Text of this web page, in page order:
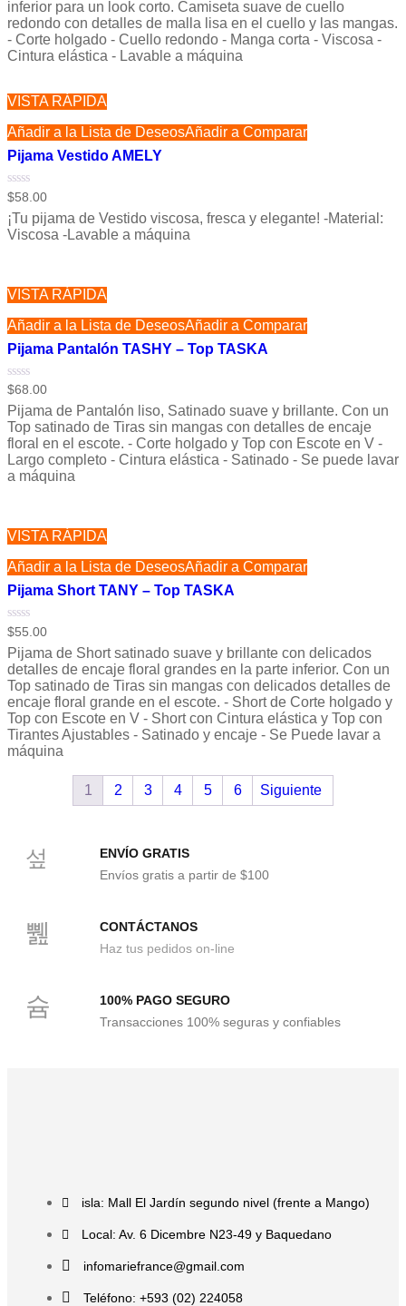
de
5
inferior para un look corto. Camiseta suave de cuello
redondo con detalles de malla lisa en el cuello y las mangas.
- Corte holgado - Cuello redondo - Manga corta - Viscosa -
Cintura elástica - Lavable a máquina
VISTA RÁPIDA
Añadir a la Lista de DeseosAñadir a Comparar
Pijama Vestido AMELY
Valorado
0
de
5
$58.00
¡Tu pijama de Vestido viscosa, fresca y elegante! -Material:
Viscosa -Lavable a máquina
VISTA RÁPIDA
Añadir a la Lista de DeseosAñadir a Comparar
Pijama Pantalón TASHY – Top TASKA
Valorado
0
de
5
$68.00
Pijama de Pantalón liso, Satinado suave y brillante. Con un
Top satinado de Tiras sin mangas con detalles de encaje
floral en el escote. - Corte holgado y Top con Escote en V -
Largo completo - Cintura elástica - Satinado - Se puede lavar
a máquina
VISTA RÁPIDA
Añadir a la Lista de DeseosAñadir a Comparar
Pijama Short TANY – Top TASKA
Valorado
0
de
5
$55.00
Pijama de Short satinado suave y brillante con delicados
detalles de encaje floral grandes en la parte inferior. Con un
Top satinado de Tiras sin mangas con delicados detalles de
encaje floral grande en el escote. - Short de Corte holgado y
Top con Escote en V - Short con Cintura elástica y Top con
Tirantes Ajustables - Satinado y encaje - Se Puede lavar a
máquina
1 2 3 4 5 6 Siguiente
ENVÍO GRATIS
Envíos gratis a partir de $100
CONTÁCTANOS
Haz tus pedidos on-line
100% PAGO SEGURO
Transacciones 100% seguras y confiables
isla: Mall El Jardín segundo nivel (frente a Mango)
Local: Av. 6 Dicembre N23-49 y Baquedano
infomariefrance@gmail.com
Teléfono: +593 (02) 224058